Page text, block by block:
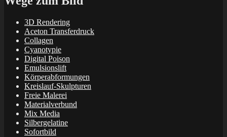
3D Rendering
Aceton Transferdruck
Collagen
Cyanotypie
Digital Poison
Emulsionslift
Körperabformungen
Kreislauf-Skulpturen
Freie Malerei
Materialverbund
Mix Media
Silbergelatine
Sofortbild